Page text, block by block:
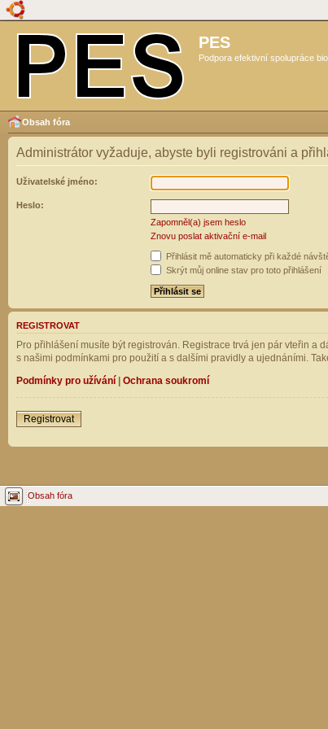
PES
Podpora efektivní spolupráce
Obsah fóra
Administrátor vyžaduje, abyste byli registrováni a
Uživatelské jméno:
Heslo:
Zapomněl(a) jsem heslo
Znovu poslat aktivační e-mail
Přihlásit mě automaticky při každé
Skrýt můj online stav pro toto přihlášení
REGISTROVAT
Pro přihlášení musíte být registrován. Registrace trvá jen pár vteřin a
s našimi podmínkami pro použití a s dalšími pravidly a ujednáními.
Podmínky pro užívání | Ochrana soukromí
Registrovat
Obsah fóra